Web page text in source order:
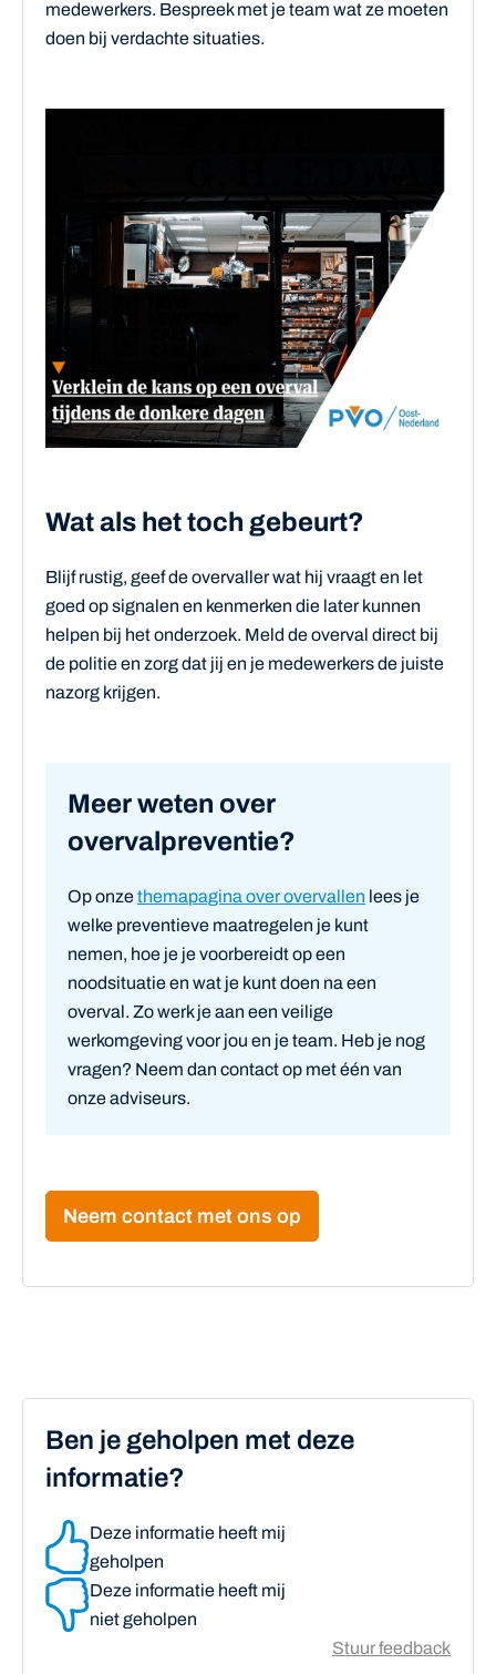
medewerkers. Bespreek met je team wat ze moeten
doen bij verdachte situaties.
Wat als het toch gebeurt?
Blijf rustig, geef de overvaller wat hij vraagt en let
goed op signalen en kenmerken die later kunnen
helpen bij het onderzoek. Meld de overval direct bij
de politie en zorg dat jij en je medewerkers de juiste
nazorg krijgen.
Meer weten over
overvalpreventie?
Op onzethemapagina over overvallen lees je
welke preventieve maatregelen je kunt
nemen, hoe je je voorbereidt op een
noodsituatie en wat je kunt doen na een
overval. Zo werk je aan een veilige
werkomgeving voor jou en je team. Heb je nog
vragen? Neem dan contact op met één van
onze adviseurs.
Neem contact met ons op
Ben je geholpen met deze
informatie?
Deze informatie heeft mij
geholpen
Deze informatie heeft mij
niet geholpen
Stuur feedback